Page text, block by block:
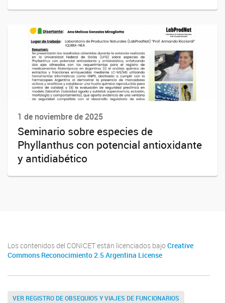
1 de noviembre de 2025
Seminario sobre especies de
Phyllanthus con potencial antioxidante
y antidiabético
Los contenidos del CONICET están licenciados bajo Creative
Commons Reconocimiento 2.5 Argentina License
VER REGISTRO DE OBSEQUIOS Y VIAJES DE FUNCIONARIOS